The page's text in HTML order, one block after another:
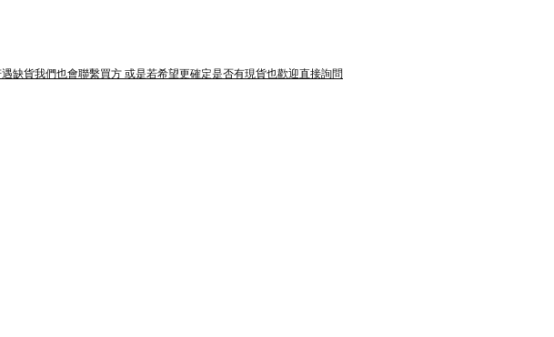
缺貨我們也會聯繫買方 或是若希望更確定是否有現貨也歡迎直接詢問